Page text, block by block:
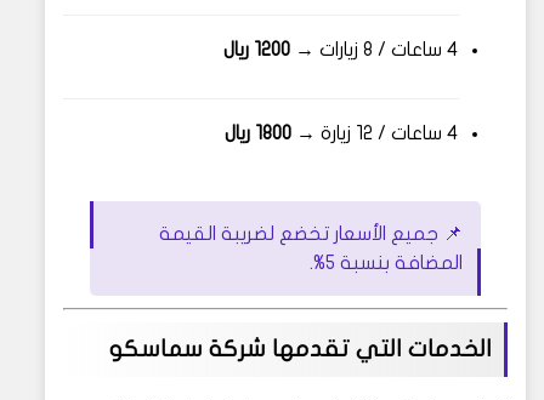
4 ساعات / 8 زيارات → 1200 ريال
4 ساعات / 12 زيارة → 1800 ريال
📌 جميع الأسعار تخضع لضريبة القيمة
المضافة بنسبة 5%.
الخدمات التي تقدمها شركة سماسكو